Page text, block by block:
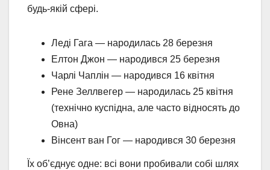
будь-якій сфері.
Леді Гага — народилась 28 березня
Елтон Джон — народився 25 березня
Чарлі Чаплін — народився 16 квітня
Рене Зеллвегер — народилась 25 квітня
(технічно куспідна, але часто відносять до
Овна)
Вінсент ван Гог — народився 30 березня
Їх об’єднує одне: всі вони пробивали собі шлях